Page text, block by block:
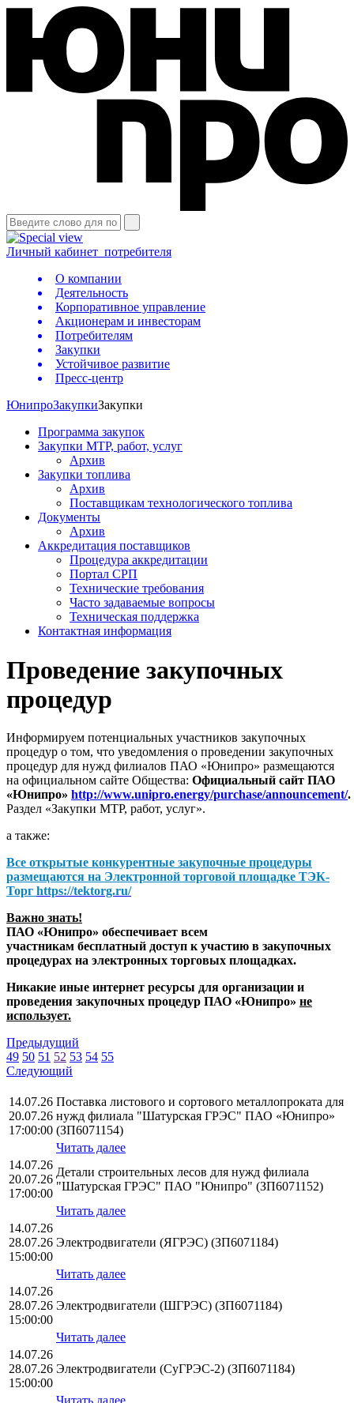
Личный кабинет потребителя
О компании
Деятельность
Корпоративное управление
Акционерам и инвесторам
Потребителям
Закупки
Устойчивое развитие
Пресс-центр
ЮнипроЗакупкиЗакупки
Программа закупок
Закупки МТР, работ, услуг
Архив
Закупки топлива
Архив
Поставщикам технологического топлива
Документы
Архив
Аккредитация поставщиков
Процедура аккредитации
Портал СРП
Технические требования
Часто задаваемые вопросы
Техническая поддержка
Контактная информация
Проведение закупочных
процедур
Информируем потенциальных участников закупочных
процедур о том, что уведомления о проведении закупочных
процедур для нужд филиалов ПАО «Юнипро» размещаются
на официальном сайте Общества: Официальный сайт ПАО
«Юнипро» http://www.unipro.energy/purchase/announcement/.
Раздел «Закупки МТР, работ, услуг».
а также:
Все открытые конкурентные закупочные процедуры
размещаются на Электронной торговой площадке ТЭК-
Торг https://tektorg.ru/
Важно знать!
ПАО «Юнипро» обеспечивает всем
участникам бесплатный доступ к участию в закупочных
процедурах на электронных торговых площадках.
Никакие иные интернет ресурсы для организации и
проведения закупочных процедур ПАО «Юнипро» не
использует.
Предыдущий
49 50 51 52 53 54 55
Следующий
14.07.26
20.07.26
17:00:00
Поставка листового и сортового металлопроката для
нужд филиала "Шатурская ГРЭС" ПАО «Юнипро»
(ЗП6071154)
Читать далее
14.07.26
20.07.26
17:00:00
Детали строительных лесов для нужд филиала
"Шатурская ГРЭС" ПАО "Юнипро" (ЗП6071152)
Читать далее
14.07.26
28.07.26
15:00:00
Электродвигатели (ЯГРЭС) (ЗП6071184)
Читать далее
14.07.26
28.07.26
15:00:00
Электродвигатели (ШГРЭС) (ЗП6071184)
Читать далее
14.07.26
28.07.26
15:00:00
Электродвигатели (СуГРЭС-2) (ЗП6071184)
Читать далее